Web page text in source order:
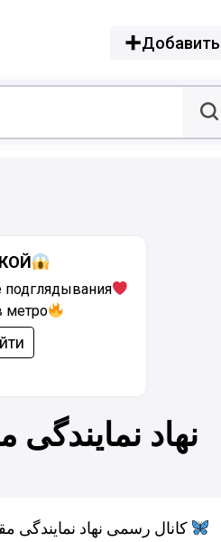
Добавить
метро
نهاد
کانال رسمی نهاد نمایندگی مقام معظم رهبری | دانشگاه علوم پزشکی تهران